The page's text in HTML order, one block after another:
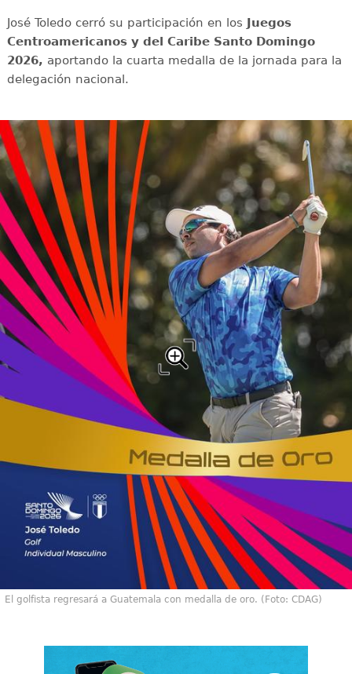
José Toledo cerró su participación en los
Juegos
Centroamericanos y del Caribe Santo Domingo
2026, aportando la cuarta medalla de la jornada para la
delegación nacional.
El golfista regresará a Guatemala con medalla de oro. (Foto: CDAG)